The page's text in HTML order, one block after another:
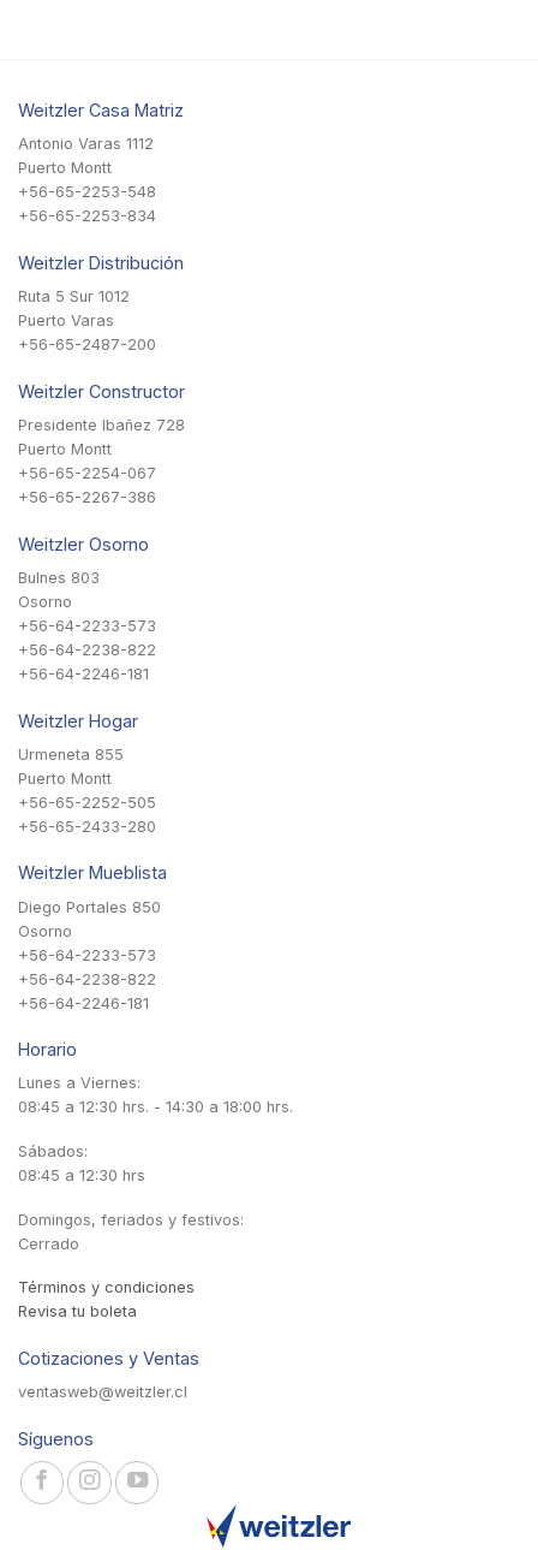
Weitzler Casa Matriz
Antonio Varas 1112
Puerto Montt
+56-65-2253-548
+56-65-2253-834
Weitzler Distribución
Ruta 5 Sur 1012
Puerto Varas
+56-65-2487-200
Weitzler Constructor
Presidente Ibañez 728
Puerto Montt
+56-65-2254-067
+56-65-2267-386
Weitzler Osorno
Bulnes 803
Osorno
+56-64-2233-573
+56-64-2238-822
+56-64-2246-181
Weitzler Hogar
Urmeneta 855
Puerto Montt
+56-65-2252-505
+56-65-2433-280
Weitzler Mueblista
Diego Portales 850
Osorno
+56-64-2233-573
+56-64-2238-822
+56-64-2246-181
Horario
Lunes a Viernes:
08:45 a 12:30 hrs. - 14:30 a 18:00 hrs.
Sábados:
08:45 a 12:30 hrs
Domingos, feriados y festivos:
Cerrado
Términos y condiciones
Revisa tu boleta
Cotizaciones y Ventas
ventasweb@weitzler.cl
Síguenos